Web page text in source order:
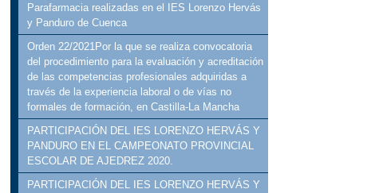
Parafarmacia realizadas en el IES Lorenzo Hervás
y Panduro de Cuenca
Orden 22/2021Por la que se realiza convocatoria
del procedimiento para la evaluación y acreditación
de las competencias profesionales adquiridas a
través de la experiencia laboral o de vías no
formales de formación, en Castilla-La Mancha
PARTICIPACIÓN DEL IES LORENZO HERVÁS Y
PANDURO EN EL CAMPEONATO PROVINCIAL
ESCOLAR DE AJEDREZ 2020.
PARTICIPACIÓN DEL IES LORENZO HERVÁS Y